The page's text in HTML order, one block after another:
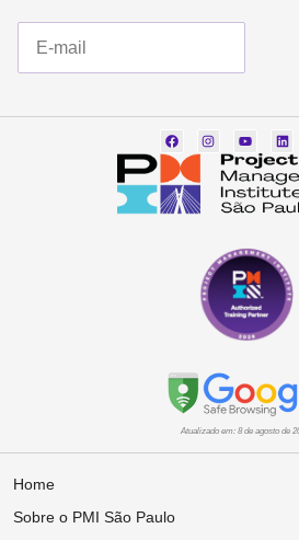
Atualizado em: 8 de agosto de
Home
Sobre o PMI São Paulo